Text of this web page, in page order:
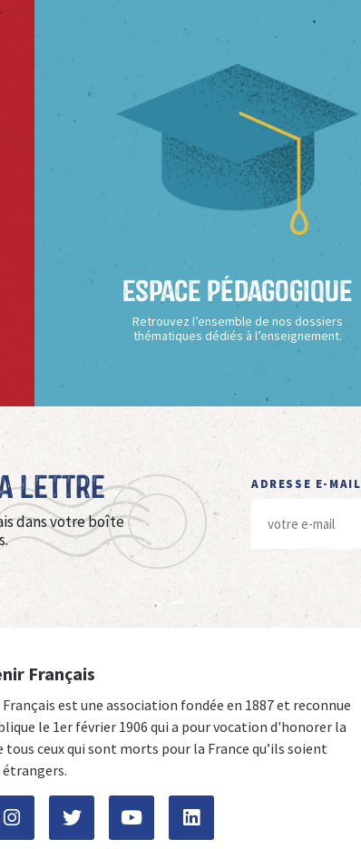
Espace Pédagogique
Retrouvez l’ensemble de nos dossiers
thématiques dédiés à l’enseignement.
Lettre
dans votre boîte
ADRESSE E-MAIL
Français
Français est une association fondée en 1887 et reconnue
le 1er février 1906 qui a pour vocation d'honorer la
tous ceux qui sont morts pour la France qu’ils soient
étrangers.